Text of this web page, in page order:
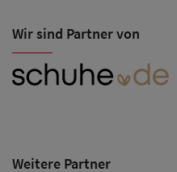
Wir sind Partner von
Weitere Partner